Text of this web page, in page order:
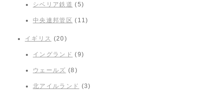
シベリア鉄道 (5)
中央連邦管区 (11)
イギリス (20)
イングランド (9)
ウェールズ (8)
北アイルランド (3)